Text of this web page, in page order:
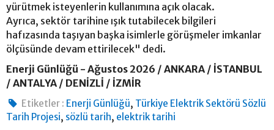
yürütmek isteyenlerin kullanımına açık olacak.
Ayrıca, sektör tarihine ışık tutabilecek bilgileri
hafızasında taşıyan başka isimlerle görüşmeler imkanlar
ölçüsünde devam ettirilecek" dedi.
Enerji Günlüğü - Ağustos 2026 / ANKARA / İSTANBUL
/ ANTALYA / DENİZLİ / İZMİR
Etiketler : Enerji Günlüğü, Türkiye Elektrik Sektörü Sözlü
Tarih Projesi, sözlü tarih, elektrik tarihi